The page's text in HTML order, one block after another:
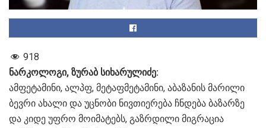
918
ნარკოლოგი, ზურაბ სიხარულიძე:
ამფეტამინი, ალპფ, მეტაფმეტამინი, აბაზანის მარილი
ბევრი ახალი და უცნობი ნივთიერება ჩნდება ბაზარზე
და კიდე უფრო მოიმატებს, გაზრდილი მიგრაცია